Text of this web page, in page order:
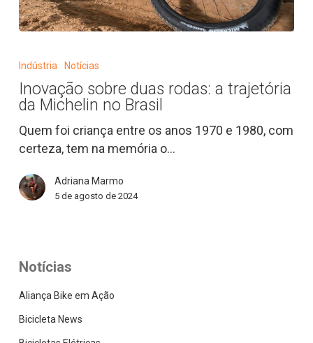
sobre
rodas:
a
trajetória
da
no
Brasil
Indústria Notícias
Inovação sobre duas rodas: a trajetória
da Michelin no Brasil
Quem foi criança entre os anos 1970 e 1980, com
certeza, tem na memória o…
Adriana Marmo
5 de agosto de 2024
Notícias
Aliança Bike em Ação
Bicicleta News